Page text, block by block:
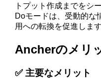
トプット作成までをシ
Doモードは、受動的な
用への転換を促進します
Ancherのメリ
✅ 主要なメリット